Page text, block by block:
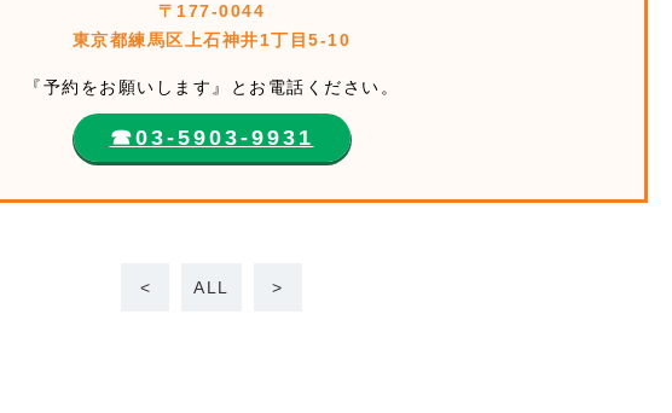
〒177-0044
東京都練馬区上石神井1丁目5-10
『予約をお願いします』とお電話ください。
☎︎03-5903-9931
< ALL >